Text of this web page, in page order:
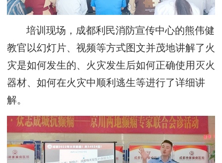
培训现场，成都利民消防宣传中心的熊伟健
教官以幻灯片、视频等方式图文并茂地讲解了火
灾是如何发生的、火灾发生后如何正确使用灭火
器材、如何在火灾中顺利逃生等进行了详细讲
解。